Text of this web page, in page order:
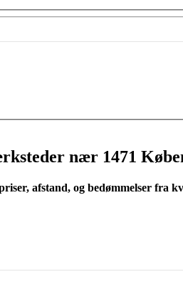
nær 1471
afstand, og bedømmelser fra